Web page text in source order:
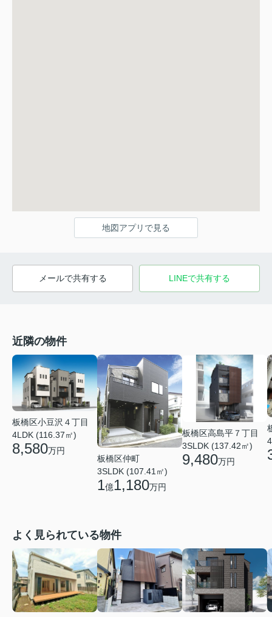
地図アプリで見る
メールで共有する LINEで共有する
近隣の物件
板橋区小豆沢４丁目
4LDK (116.37㎡)
8,580万円
板橋区仲町
3SLDK (107.41㎡)
1億1,180万円
板橋区高島平７丁目
3SLDK (137.42㎡)
9,480万円
よく見られている物件